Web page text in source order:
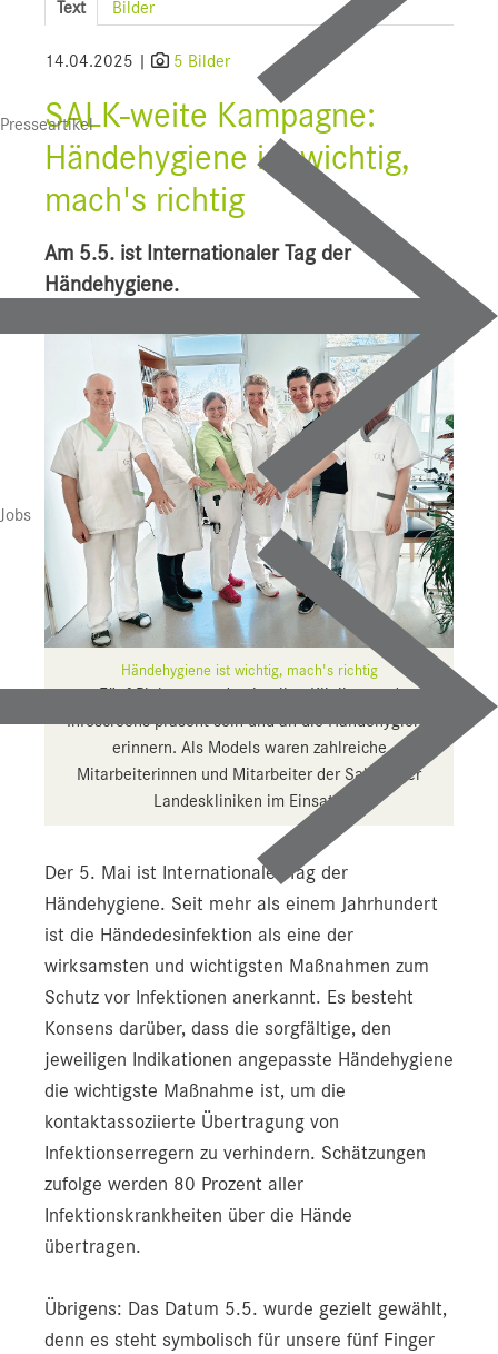
Presseartikel
Jobs
Uniklinikum Salzburg
HAL
Bauprojekte
UI f. Sportmedizin
Presse
Downloads
Pressebilder
YOUNG.HOPE
Pressekontakt
Text Bilder
14.04.2025 | 5 Bilder
SALK-weite Kampagne:
Händehygiene ist wichtig,
mach's richtig
Am 5.5. ist Internationaler Tag der
Händehygiene.
Händehygiene ist wichtig, mach's richtig
Fünf Plakate werden in allen Kliniken und
Infoscreens präsent sein und an die Händehygiene
erinnern. Als Models waren zahlreiche
Mitarbeiterinnen und Mitarbeiter der Salzburger
Landeskliniken im Einsatz.
Der 5. Mai ist Internationaler Tag der
Händehygiene. Seit mehr als einem Jahrhundert
ist die Händedesinfektion als eine der
wirksamsten und wichtigsten Maßnahmen zum
Schutz vor Infektionen anerkannt. Es besteht
Konsens darüber, dass die sorgfältige, den
jeweiligen Indikationen angepasste Händehygiene
die wichtigste Maßnahme ist, um die
kontaktassoziierte Übertragung von
Infektionserregern zu verhindern. Schätzungen
zufolge werden 80 Prozent aller
Infektionskrankheiten über die Hände
übertragen.
Übrigens: Das Datum 5.5. wurde gezielt gewählt,
denn es steht symbolisch für unsere fünf Finger